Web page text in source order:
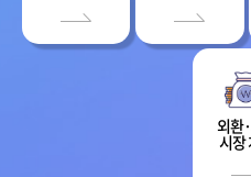
외환
시장